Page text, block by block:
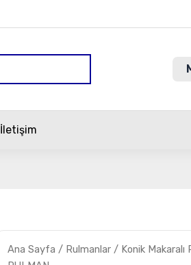
İletişim
Ana Sayfa / Rulmanlar / Konik Makaralı
TİMKEN